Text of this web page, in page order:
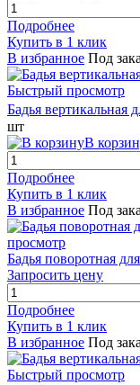
Подробнее
Купить в 1 клик
В избранное Под
Быстрый просмотр
Бадья вертикальная
шт
В
Подробнее
Купить в 1 клик
В избранное Под
просмотр
Бадья поворотная
Запросить цену
Подробнее
Купить в 1 клик
В избранное Под
Быстрый просмотр